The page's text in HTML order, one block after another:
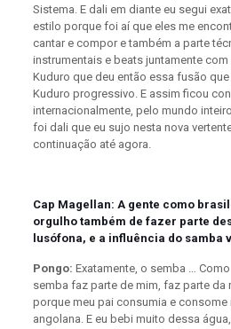
Sistema. E dali em diante eu segui
estilo porque foi aí que eles me
cantar e compor e também a parte
instrumentais e beats juntamente
Kuduro que deu então essa fusão
Kuduro progressivo. E assim ficou
internacionalmente, pelo mundo
foi dali que eu sujo nesta nova
continuação até agora.
Cap Magellan: A gente como
orgulho também de fazer parte
lusófona, e a influência do samba
Pongo: Exatamente, o semba …
semba faz parte de mim, faz parte da
porque meu pai consumia e consome
angolana. E eu bebi muito dessa